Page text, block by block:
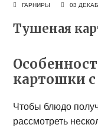
ГАРНИРЫ 03
Тушеная
картошки
Чтобы блюдо
рассмотреть